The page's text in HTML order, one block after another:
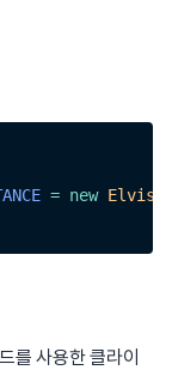
= new Elvis
사용한 클라이